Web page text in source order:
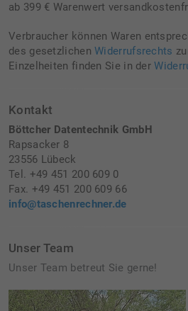
ab 399 € Warenwert
Verbraucher können Waren
des gesetzlichenWiderrufsrechts
Einzelheiten finden Sie in der
Kontakt
Böttcher Datentechnik GmbH
Rapsacker 8
23556 Lübeck
Tel. +49 451 200 609 0
Fax. +49 451 200 609 66
info@taschenrechner.de
Unser Team
Unser Team betreut Sie gerne!